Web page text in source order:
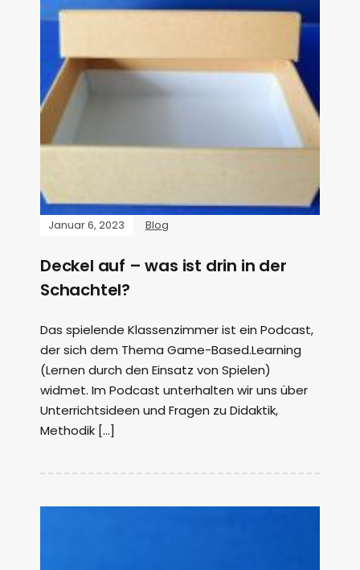
Januar 6, 2023 Blog
Deckel auf – was ist drin in der
Schachtel?
Das spielende Klassenzimmer ist ein Podcast,
der sich dem Thema Game-Based.Learning
(Lernen durch den Einsatz von Spielen)
widmet. Im Podcast unterhalten wir uns über
Unterrichtsideen und Fragen zu Didaktik,
Methodik […]